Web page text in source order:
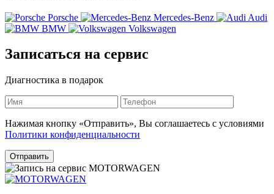
Porsche Mercedes-Benz
Audi
BMW
Volkswagen
Записаться на сервис
Диагностика в подарок
Нажимая кнопку «Отправить», Вы соглашаетесь с условиями
Политики конфиденциальности
Отправить